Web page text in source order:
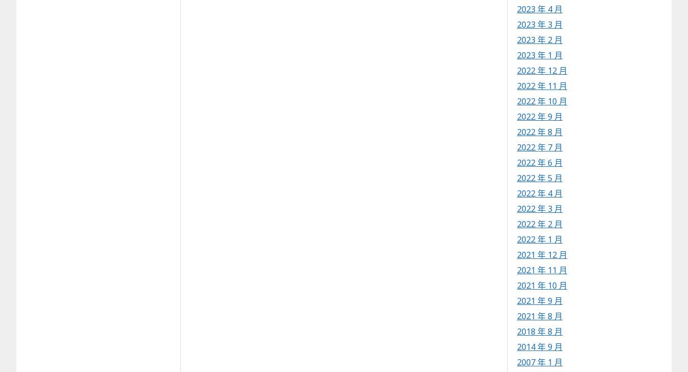
2023 年 4 月
2023 年 3 月
2023 年 2 月
2023 年 1 月
2022 年 12 月
2022 年 11 月
2022 年 10 月
2022 年 9 月
2022 年 8 月
2022 年 7 月
2022 年 6 月
2022 年 5 月
2022 年 4 月
2022 年 3 月
2022 年 2 月
2022 年 1 月
2021 年 12 月
2021 年 11 月
2021 年 10 月
2021 年 9 月
2021 年 8 月
2018 年 8 月
2014 年 9 月
2007 年 1 月